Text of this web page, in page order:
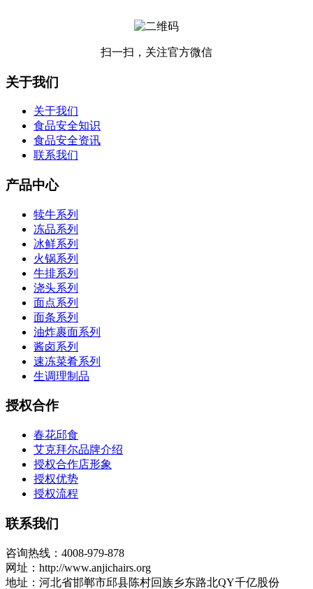
扫一扫，关注官方微信
关于我们
关于我们
食品安全知识
食品安全资讯
联系我们
产品中心
犊牛系列
冻品系列
冰鲜系列
火锅系列
牛排系列
浇头系列
面点系列
面条系列
油炸裹面系列
酱卤系列
速冻菜肴系列
生调理制品
授权合作
春花邱食
艾克拜尔品牌介绍
授权合作店形象
授权优势
授权流程
联系我们
咨询热线：4008-979-878
网址：http://www.anjichairs.org
地址：河北省邯郸市邱县陈村回族乡东路北QY千亿股份